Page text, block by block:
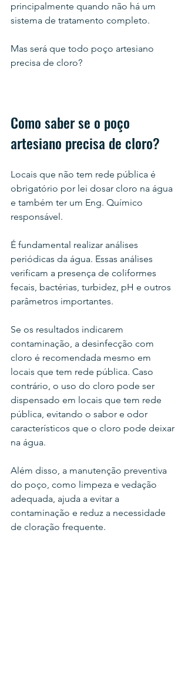
principalmente quando não há um
sistema de tratamento completo.
Mas será que todo poço artesiano
precisa de cloro?
Como saber se o poço
artesiano precisa de cloro?
Locais que não tem rede pública é
obrigatório por lei dosar cloro na água
e também ter um Eng. Químico
responsável.
É fundamental realizar análises
periódicas da água. Essas análises
verificam a presença de coliformes
fecais, bactérias, turbidez, pH e outros
parâmetros importantes.
Se os resultados indicarem
contaminação, a desinfecção com
cloro é recomendada mesmo em
locais que tem rede pública. Caso
contrário, o uso do cloro pode ser
dispensado em locais que tem rede
pública, evitando o sabor e odor
característicos que o cloro pode deixar
na água.
Além disso, a manutenção preventiva
do poço, como limpeza e vedação
adequada, ajuda a evitar a
contaminação e reduz a necessidade
de cloração frequente.